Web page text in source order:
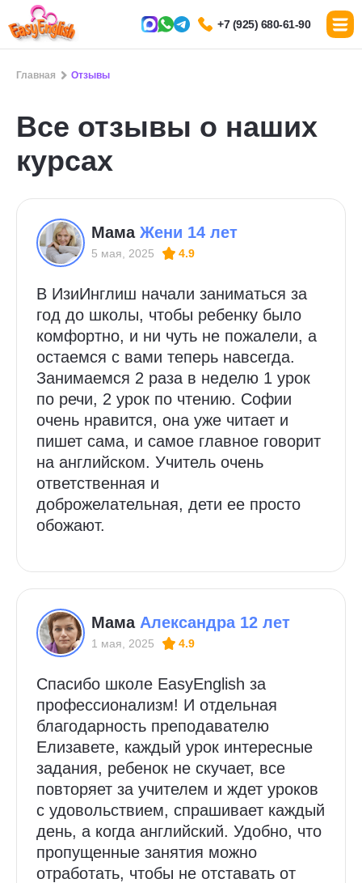
+7 (925) 680-61-90
Главная Отзывы
Все отзывы о наших
курсах
Мама Жени 14 лет
5 мая, 2025 4.9
В ИзиИнглиш начали заниматься за
год до школы, чтобы ребенку было
комфортно, и ни чуть не пожалели, а
остаемся с вами теперь навсегда.
Занимаемся 2 раза в неделю 1 урок
по речи, 2 урок по чтению. Софии
очень нравится, она уже читает и
пишет сама, и самое главное говорит
на английском. Учитель очень
ответственная и
доброжелательная, дети ее просто
обожают.
Мама Александра 12 лет
1 мая, 2025 4.9
Спасибо школе EasyEnglish за
профессионализм! И отдельная
благодарность преподавателю
Елизавете, каждый урок интересные
задания, ребенок не скучает, все
повторяет за учителем и ждет уроков
с удовольствием, спрашивает каждый
день, а когда английский. Удобно, что
пропущенные занятия можно
отработать, чтобы не отставать от